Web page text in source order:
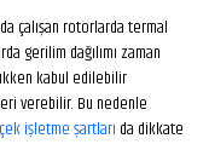
çalışan rotorlarda termal
gerilim dağılımı zaman
kabul edilebilir
verebilir. Bu nedenle
işletme şartları da dikkate